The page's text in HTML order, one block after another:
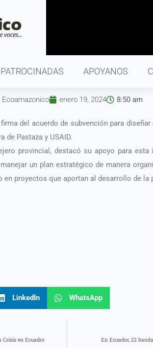
PATROCINADAS APOYANOS
Ecoamazonico enero 19, 2024 8:50 am
del acuerdo de subvención para
de Pastaza y USAID.
provincial, destacó su apoyo para esta
un plan estratégico de manera
proyectos que aportan al desarrollo de la
LinkedIn WhatsApp
Crisis en Ecuador En Ecuador, 22